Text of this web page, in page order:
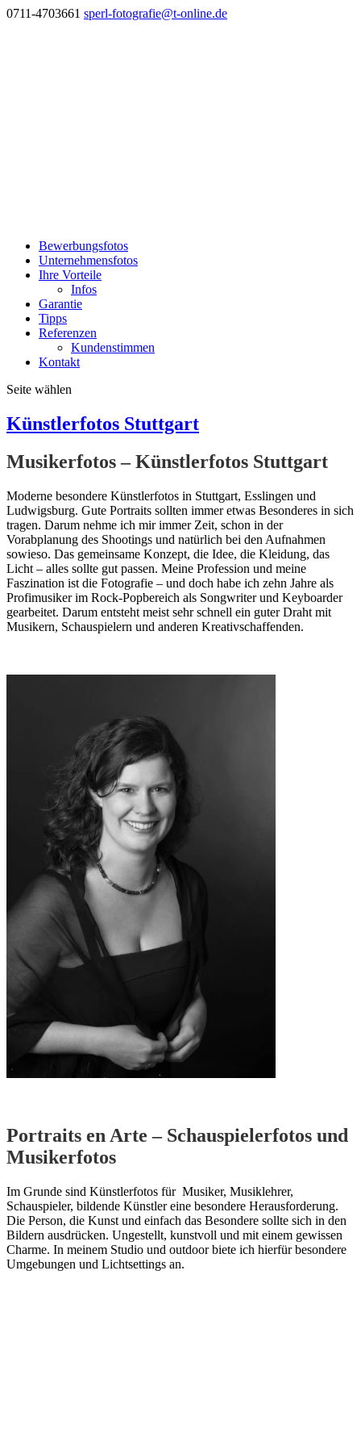
0711-4703661 sperl-fotografie@t-online.de
Bewerbungsfotos
Unternehmensfotos
Ihre Vorteile
Infos
Garantie
Tipps
Referenzen
Kundenstimmen
Kontakt
Seite wählen
Künstlerfotos Stuttgart
Musikerfotos – Künstlerfotos Stuttgart
Moderne besondere Künstlerfotos in Stuttgart, Esslingen und
Ludwigsburg. Gute Portraits sollten immer etwas Besonderes in sich
tragen. Darum nehme ich mir immer Zeit, schon in der
Vorabplanung des Shootings und natürlich bei den Aufnahmen
sowieso. Das gemeinsame Konzept, die Idee, die Kleidung, das
Licht – alles sollte gut passen. Meine Profession und meine
Faszination ist die Fotografie – und doch habe ich zehn Jahre als
Profimusiker im Rock-Popbereich als Songwriter und Keyboarder
gearbeitet. Darum entsteht meist sehr schnell ein guter Draht mit
Musikern, Schauspielern und anderen Kreativschaffenden.
Portraits en Arte – Schauspielerfotos und
Musikerfotos
Im Grunde sind Künstlerfotos für Musiker, Musiklehrer,
Schauspieler, bildende Künstler eine besondere Herausforderung.
Die Person, die Kunst und einfach das Besondere sollte sich in den
Bildern ausdrücken. Ungestellt, kunstvoll und mit einem gewissen
Charme. In meinem Studio und outdoor biete ich hierfür besondere
Umgebungen und Lichtsettings an.